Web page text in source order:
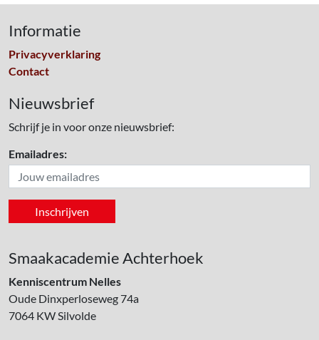
Informatie
Privacyverklaring
Contact
Nieuwsbrief
Schrijf je in voor onze nieuwsbrief:
Emailadres:
Smaakacademie Achterhoek
Kenniscentrum Nelles
Oude Dinxperloseweg 74a
7064 KWSilvolde